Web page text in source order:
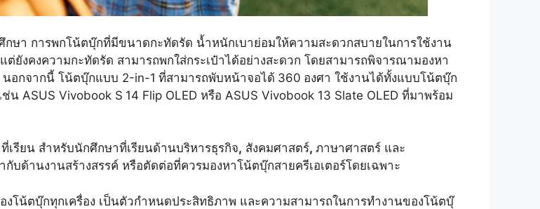
กษา การพกโน้ตบุ๊กที่มีขนาดกะทัดรัด น้ำหนักเบาย่อมให้ความสะดวกสบายในการใช้งาน
งคงความกะทัดรัด สามารถพกใส่กระเป๋าได้อย่างสะดวก โดยสามารถพิจารณามองหา
อกจากนี้ โน้ตบุ๊กแบบ 2-in-1 ที่สามารถพับหน้าจอได้ 360 องศา ใช้งานได้ทั้งแบบโน้ตบุ๊ก
น ASUS Vivobook S 14 Flip OLED หรือ ASUS Vivobook 13 Slate OLED ที่มาพร้อม
เรียน สำหรับนักศึกษาที่เรียนด้านบริหารธุรกิจ, สังคมศาสตร์, ภาษาศาสตร์ และ
ด้านงานสร้างสรรค์ หรือตัดต่อที่ควรมองหาโน้ตบุ๊กสายครีเอเตอร์โดยเฉพาะ
งโน้ตบุ๊กทุกเครื่อง เป็นตัวกำหนดประสิทธิภาพ และความสามารถในการทำงานของโน้ตบุ๊